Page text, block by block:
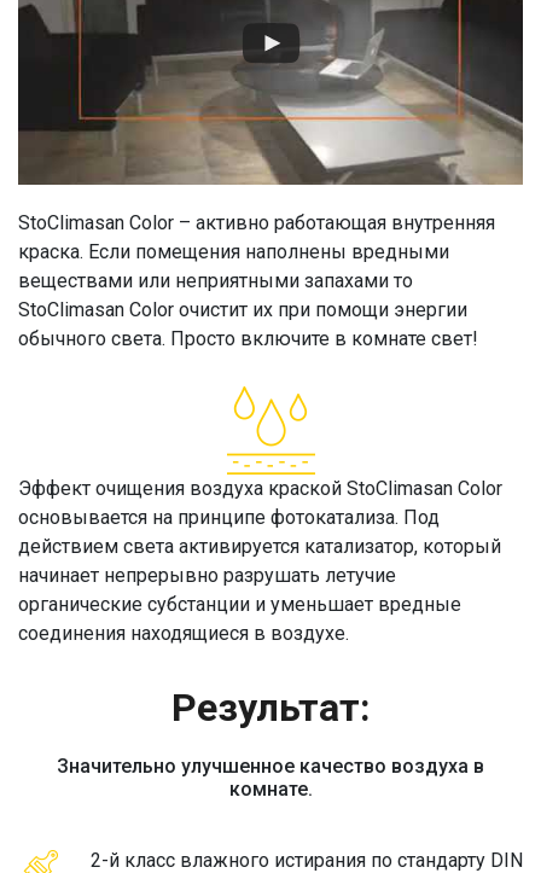
StoClimasan Color – активно работающая внутренняя
краска. Если помещения наполнены вредными
веществами или неприятными запахами то
StoClimasan Color очистит их при помощи энергии
обычного света. Просто включите в комнате свет!
Эффект очищения воздуха краской StoClimasan Color
основывается на принципе фотокатализа. Под
действием света активируется катализатор, который
начинает непрерывно разрушать летучие
органические субстанции и уменьшает вредные
соединения находящиеся в воздухе.
Результат:
Значительно улучшенное качество воздуха в
комнате.
2-й класс влажного истирания по стандарту DIN